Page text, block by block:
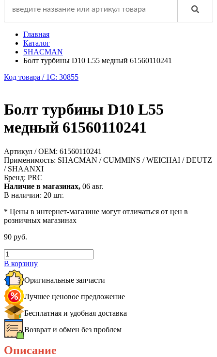
Главная
Каталог
SHACMAN
Болт турбины D10 L55 медный 61560110241
Код товара / 1C: 30855
Болт турбины D10 L55
медный 61560110241
Артикул / OEM: 61560110241
Применимость: SHACMAN / CUMMINS / WEICHAI / DEUTZ
/ SHAANXI
Бренд: PRC
Наличие в магазинах, 06 авг.
В наличии: 20 шт.
* Цены в интернет-магазине могут отличаться от цен в
розничных магазинах
90 руб.
В корзину
Оригинальные запчасти
Лучшее ценовое предложение
Бесплатная и удобная доставка
Возврат и обмен без проблем
Описание